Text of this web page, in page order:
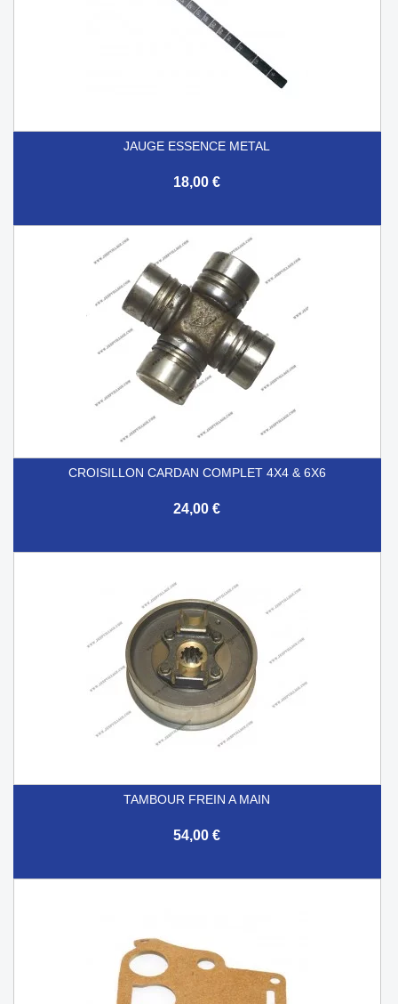
JAUGE ESSENCE METAL
18,00 €
CROISILLON CARDAN COMPLET 4X4 & 6X6
24,00 €
TAMBOUR FREIN A MAIN
54,00 €